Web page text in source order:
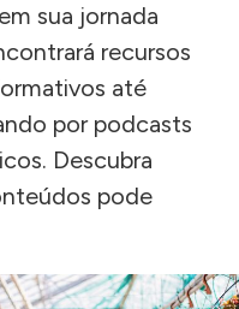
sua jornada
recursos
até
por podcasts
Descubra
pode